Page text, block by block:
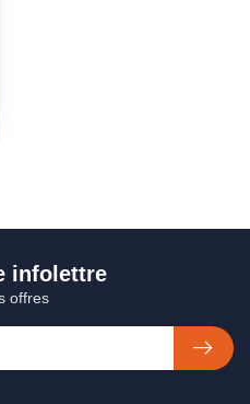
infolettre
offres